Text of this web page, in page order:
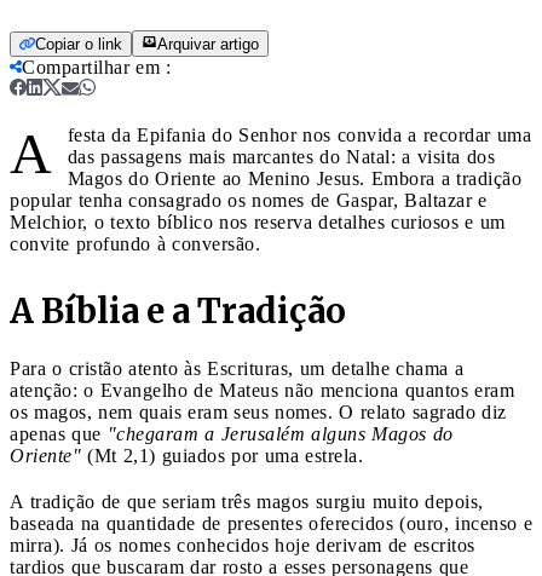
Copiar o link Arquivar artigo
Compartilhar em :
A
festa da Epifania do Senhor nos convida a recordar uma
das passagens mais marcantes do Natal: a visita dos
Magos do Oriente ao Menino Jesus. Embora a tradição
popular tenha consagrado os nomes de Gaspar, Baltazar e
Melchior, o texto bíblico nos reserva detalhes curiosos e um
convite profundo à conversão.
A Bíblia e a Tradição
Para o cristão atento às Escrituras, um detalhe chama a
atenção: o Evangelho de Mateus não menciona quantos eram
os magos, nem quais eram seus nomes. O relato sagrado diz
apenas que "chegaram a Jerusalém alguns Magos do
Oriente" (Mt 2,1) guiados por uma estrela.
A tradição de que seriam três magos surgiu muito depois,
baseada na quantidade de presentes oferecidos (ouro, incenso e
mirra). Já os nomes conhecidos hoje derivam de escritos
tardios que buscaram dar rosto a esses personagens que